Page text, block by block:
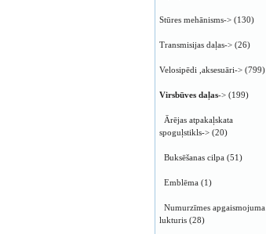
Stūres mehānisms-> (130)
Transmisijas daļas-> (26)
Velosipēdi ,aksesuāri-> (799)
Virsbūves daļas-> (199)
Ārējas atpakaļskata
spoguļstikls-> (20)
Buksēšanas cilpa (51)
Emblēma (1)
Numurzīmes apgaismojuma
lukturis (28)